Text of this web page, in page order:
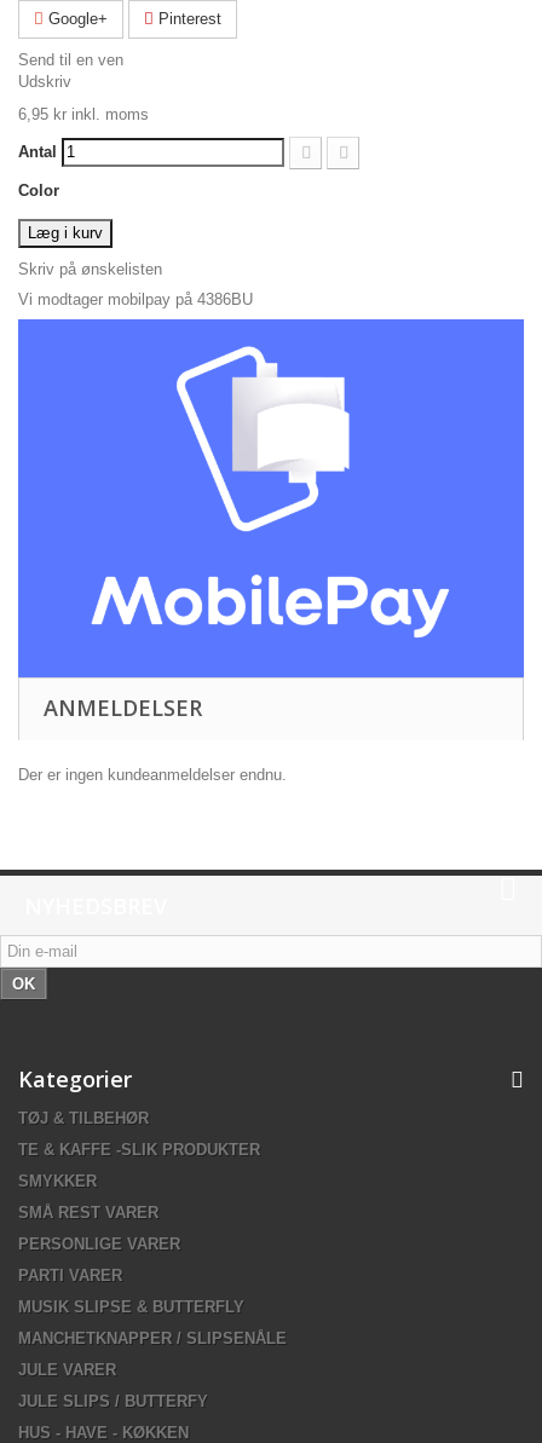
Google+ Pinterest
Send til en ven
Udskriv
6,95 kr inkl. moms
Antal
Color
Læg i kurv
Skriv på ønskelisten
Vi modtager mobilpay på 4386BU
ANMELDELSER
Der er ingen kundeanmeldelser endnu.
OK
Kategorier
TØJ & TILBEHØR
TE & KAFFE -SLIK PRODUKTER
SMYKKER
SMÅ REST VARER
PERSONLIGE VARER
PARTI VARER
MUSIK SLIPSE & BUTTERFLY
MANCHETKNAPPER / SLIPSENÅLE
JULE VARER
JULE SLIPS / BUTTERFY
HUS - HAVE - KØKKEN